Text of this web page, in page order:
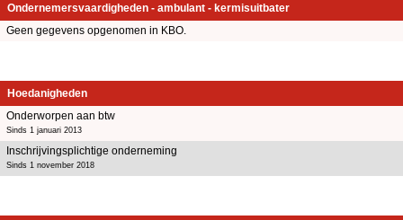
Ondernemersvaardigheden - ambulant - kermisuitbater
Geen gegevens opgenomen in KBO.
Hoedanigheden
Onderworpen aan btw
Sinds 1 januari 2013
Inschrijvingsplichtige onderneming
Sinds 1 november 2018